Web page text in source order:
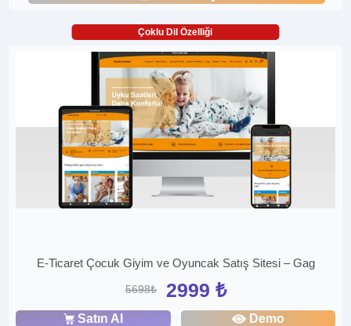
Çoklu Dil Özelliği
E-Ticaret Çocuk Giyim ve Oyuncak Satış Sitesi – Gag
5698₺ 2999 ₺
Satın Al Demo